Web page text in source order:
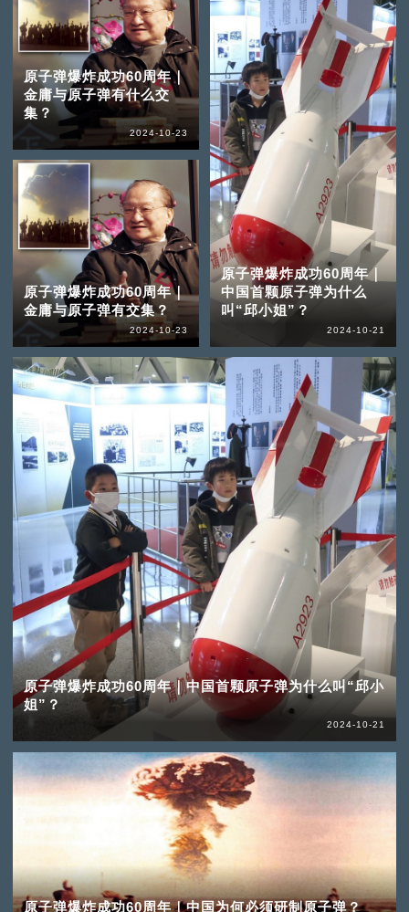
原子弹爆炸成功60周年｜
金庸与原子弹有什么交
集？
2024-10-23
原子弹爆炸成功60周年｜
金庸与原子弹有交集？
2024-10-23
原子弹爆炸成功60周年｜中国首颗原子弹为什么叫“邱小
姐”？
2024-10-21
原子弹爆炸成功60周年｜
中国首颗原子弹为什么
叫“邱小姐”？
2024-10-21
原子弹爆炸成功60周年｜中国为何必须研制原子弹？